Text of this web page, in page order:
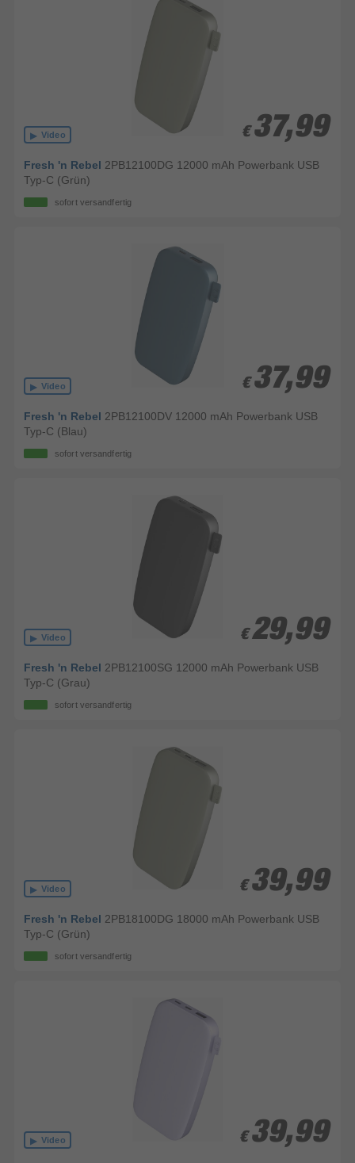
Video € 37,99
€ 37,99
Fresh 'n Rebel 2PB12100DG 12000 mAh Powerbank USB
Typ-C (Grün)
sofort versandfertig
Video € 37,99
€ 37,99
Fresh 'n Rebel 2PB12100DV 12000 mAh Powerbank USB
Typ-C (Blau)
sofort versandfertig
Video € 29,99
€ 29,99
Fresh 'n Rebel 2PB12100SG 12000 mAh Powerbank USB
Typ-C (Grau)
sofort versandfertig
Video € 39,99
€ 39,99
Fresh 'n Rebel 2PB18100DG 18000 mAh Powerbank USB
Typ-C (Grün)
sofort versandfertig
Video € 39,99
€ 39,99